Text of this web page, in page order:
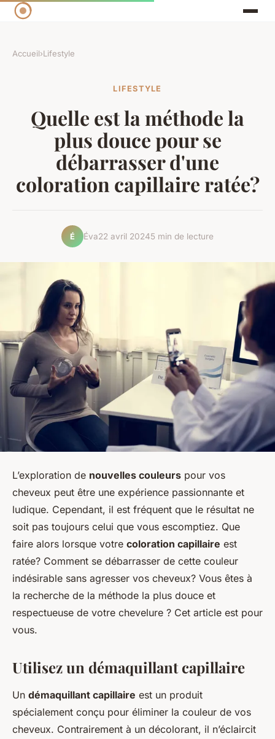
Accueil›Lifestyle
LIFESTYLE
Quelle est la méthode la
plus douce pour se
débarrasser d'une
coloration capillaire ratée?
É Éva22 avril 20245 min de lecture
L’exploration de nouvelles couleurs pour vos
cheveux peut être une expérience passionnante et
ludique. Cependant, il est fréquent que le résultat ne
soit pas toujours celui que vous escomptiez. Que
faire alors lorsque votre coloration capillaire est
ratée? Comment se débarrasser de cette couleur
indésirable sans agresser vos cheveux? Vous êtes à
la recherche de la méthode la plus douce et
respectueuse de votre chevelure ? Cet article est pour
vous.
Utilisez un démaquillant capillaire
Un démaquillant capillaire est un produit
spécialement conçu pour éliminer la couleur de vos
cheveux. Contrairement à un décolorant, il n’éclaircit